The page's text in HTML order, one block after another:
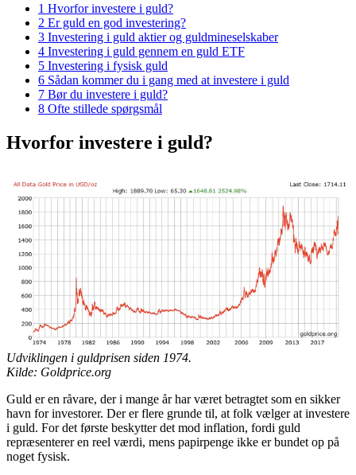
1 Hvorfor investere i guld?
2 Er guld en god investering?
3 Investering i guld aktier og guldmineselskaber
4 Investering i guld gennem en guld ETF
5 Investering i fysisk guld
6 Sådan kommer du i gang med at investere i guld
7 Bør du investere i guld?
8 Ofte stillede spørgsmål
Hvorfor investere i guld?
Udviklingen i guldprisen siden 1974.
Kilde: Goldprice.org
Guld er en råvare, der i mange år har været betragtet som en sikker
havn for investorer. Der er flere grunde til, at folk vælger at investere
i guld. For det første beskytter det mod inflation, fordi guld
repræsenterer en reel værdi, mens papirpenge ikke er bundet op på
noget fysisk.